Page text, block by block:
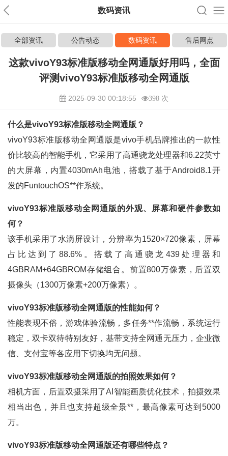
数码资讯
全部资讯 公告动态 数码资讯 售后网点
这款vivoY93标准版移动全网通版好用吗，全面
评测vivoY93标准版移动全网通版
2025-09-30 00:18:55 398 次
什么是vivoY93标准版移动全网通版？
vivoY93标准版移动全网通版是vivo手机品牌推出的一款性
价比较高的智能手机，它采用了高通骁龙处理器和6.22英寸
的大屏幕，内置4030mAh电池，搭载了基于Android8.1开
发的FuntouchOS**作系统。
vivoY93标准版移动全网通版的外观、屏幕和硬件参数如
何？
该手机采用了水滴屏设计，分辨率为1520×720像素，屏幕
占比达到了88.6%。搭载了高通骁龙439处理器和
4GBRAM+64GBROM存储组合。前置800万像素，后置双
摄像头（1300万像素+200万像素）。
vivoY93标准版移动全网通版的性能如何？
性能表现不俗，游戏体验流畅，多任务**作流畅，系统运行
稳定，双卡双待特别友好，基带支持全网通无压力，企业微
信、支付宝等各应用下切换均无问题。
vivoY93标准版移动全网通版的拍照效果如何？
相机方面，后置双摄采用了AI智能画质优化技术，拍摄效果
相当出色，并且也支持超级全景**，最高像素可达到5000
万。
vivoY93标准版移动全网通版还有哪些特点？